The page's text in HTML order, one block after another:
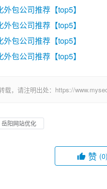
包公司推荐【top5】
包公司推荐【top5】
包公司推荐【top5】
包公司推荐【top5】
载，请注明出处：https://
岳阳网站优化
赞 (0)